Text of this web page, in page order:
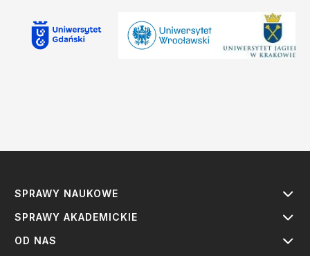
SPRAWY NAUKOWE
SPRAWY AKADEMICKIE
OD NAS